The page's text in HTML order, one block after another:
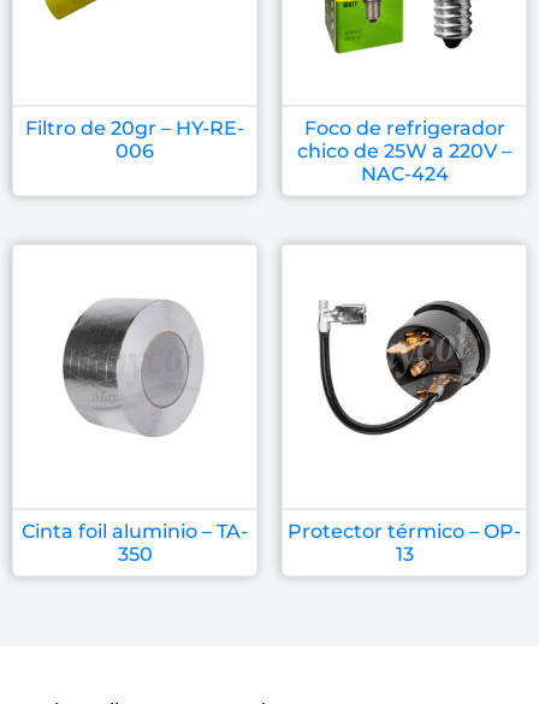
Filtro de 20gr – HY-RE-
006
Foco de refrigerador
chico de 25W a 220V –
NAC-424
Cinta foil aluminio – TA-
350
Protector térmico – OP-
13